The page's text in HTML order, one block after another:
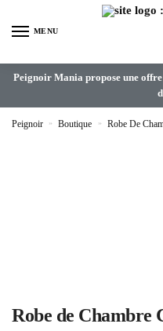
MENU
Peignoir Mania propose une
Peignoir » Boutique » Robe De
Robe de Chambre